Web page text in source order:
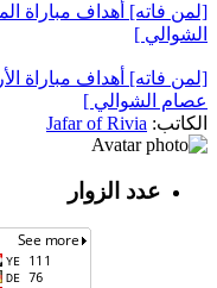
الشوالي ]
عصام الشوالي ]
الكاتب: Jafar of Rivia
عدد الزوار